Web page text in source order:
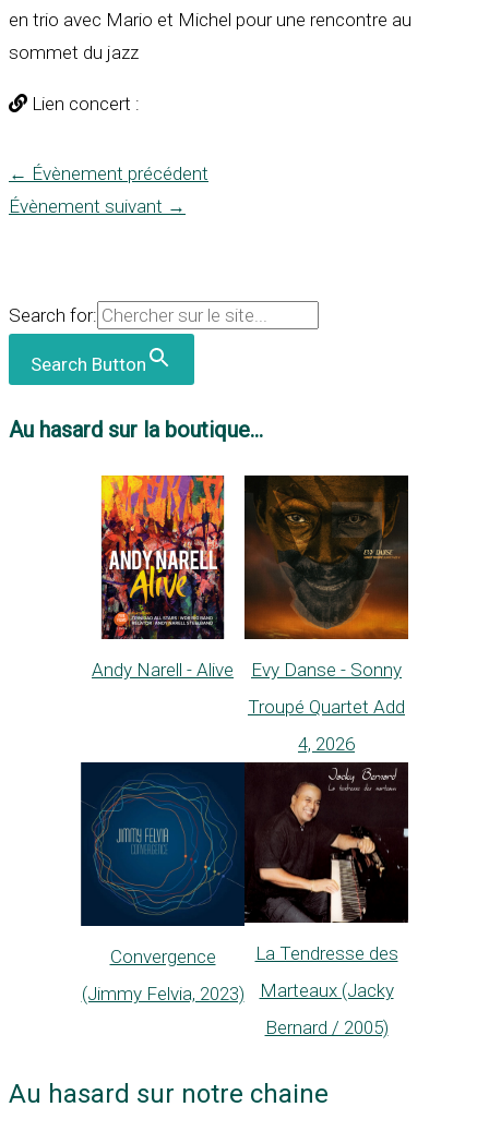
en trio avec Mario et Michel pour une rencontre au
sommet du jazz
Lien concert :
← Évènement précédent
Évènement suivant →
Search for:
Search Button
Au hasard sur la boutique...
Andy Narell - Alive
Evy Danse - Sonny
Troupé Quartet Add
4, 2026
Convergence
(Jimmy Felvia, 2023)
La Tendresse des
Marteaux (Jacky
Bernard / 2005)
Au hasard sur notre chaine